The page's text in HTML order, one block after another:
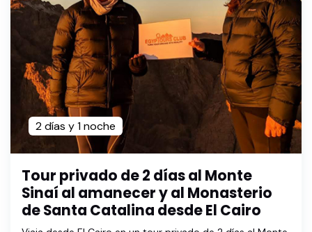
2 días y 1 noche
Tour privado de 2 días al Monte
Sinaí al amanecer y al Monasterio
de Santa Catalina desde El Cairo